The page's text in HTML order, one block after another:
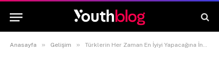
Anasayfa » Gelişim » Türklerin Her Zaman En İyiyi Yapacağına İnanan Atatürk’ten Motive Edici 18 Söz